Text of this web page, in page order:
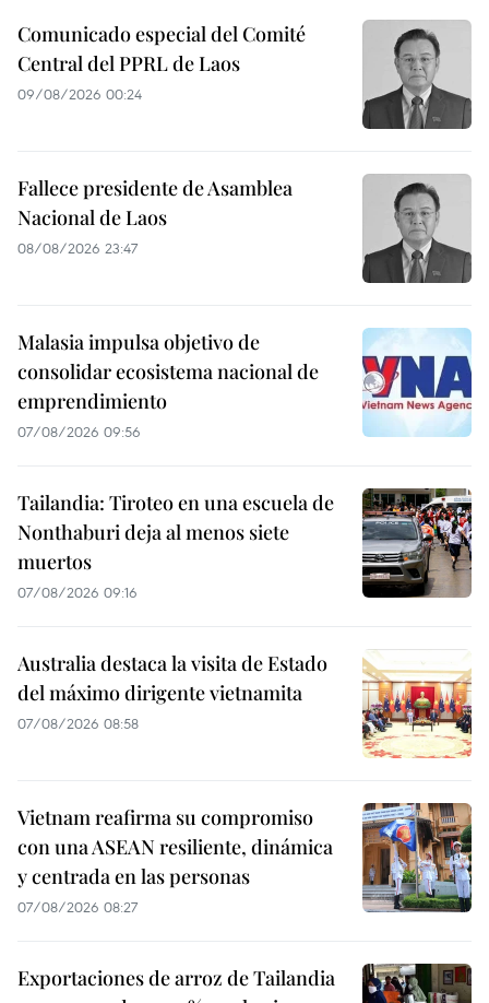
Comunicado especial del Comité
Central del PPRL de Laos
09/08/2026 00:24
Fallece presidente de Asamblea
Nacional de Laos
08/08/2026 23:47
Malasia impulsa objetivo de
consolidar ecosistema nacional de
emprendimiento
07/08/2026 09:56
Tailandia: Tiroteo en una escuela de
Nonthaburi deja al menos siete
muertos
07/08/2026 09:16
Australia destaca la visita de Estado
del máximo dirigente vietnamita
07/08/2026 08:58
Vietnam reafirma su compromiso
con una ASEAN resiliente, dinámica
y centrada en las personas
07/08/2026 08:27
Exportaciones de arroz de Tailandia